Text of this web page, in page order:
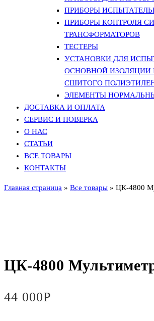
ПРИБОРЫ
ПРИБОРЫ КОНТРОЛЯ
ТРАНСФОРМАТОРОВ
ТЕСТЕРЫ
УСТАНОВКИ ДЛЯ
ОСНОВНОЙ ИЗОЛЯЦИИ
СШИТОГО
ЭЛЕМЕНТЫ
ДОСТАВКА И ОПЛАТА
СЕРВИС И ПОВЕРКА
О НАС
СТАТЬИ
ВСЕ ТОВАРЫ
КОНТАКТЫ
Главная страница » Все товары » ЦК-4800
ЦК-4800
44 000Р